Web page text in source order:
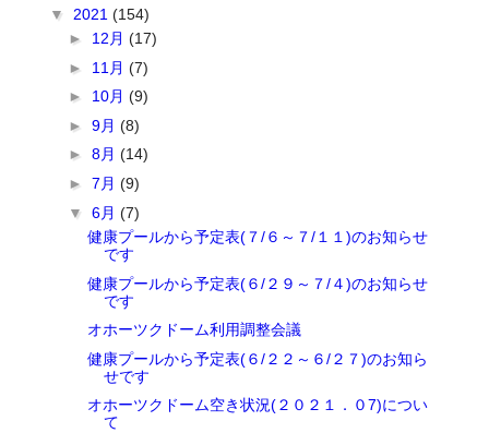
▼ 2021(154)
► 12月(17)
► 11月(7)
► 10月(9)
►9月(8)
►8月(14)
►7月(9)
▼6月(7)
健康プールから予定表(７/６～７/１１)のお知らせ
です
健康プールから予定表(６/２９～７/４)のお知らせ
です
オホーツクドーム利用調整会議
健康プールから予定表(６/２２～６/２７)のお知ら
せです
オホーツクドーム空き状況(２０２１．０7)につい
て